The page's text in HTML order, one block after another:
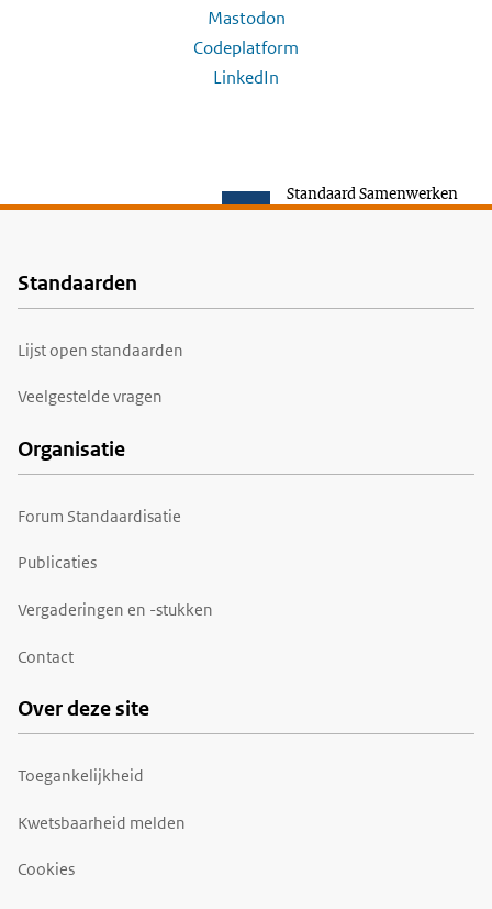
Mastodon
Codeplatform
LinkedIn
Standaard Samenwerken
Voet
Standaarden
Lijst open standaarden
Veelgestelde vragen
Organisatie
Forum Standaardisatie
Publicaties
Vergaderingen en -stukken
Contact
Over deze site
Toegankelijkheid
Kwetsbaarheid melden
Cookies